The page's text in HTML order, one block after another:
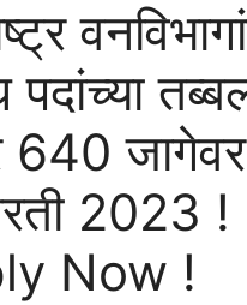
पदांच्या
640 जागेवर
2023 !
Now !